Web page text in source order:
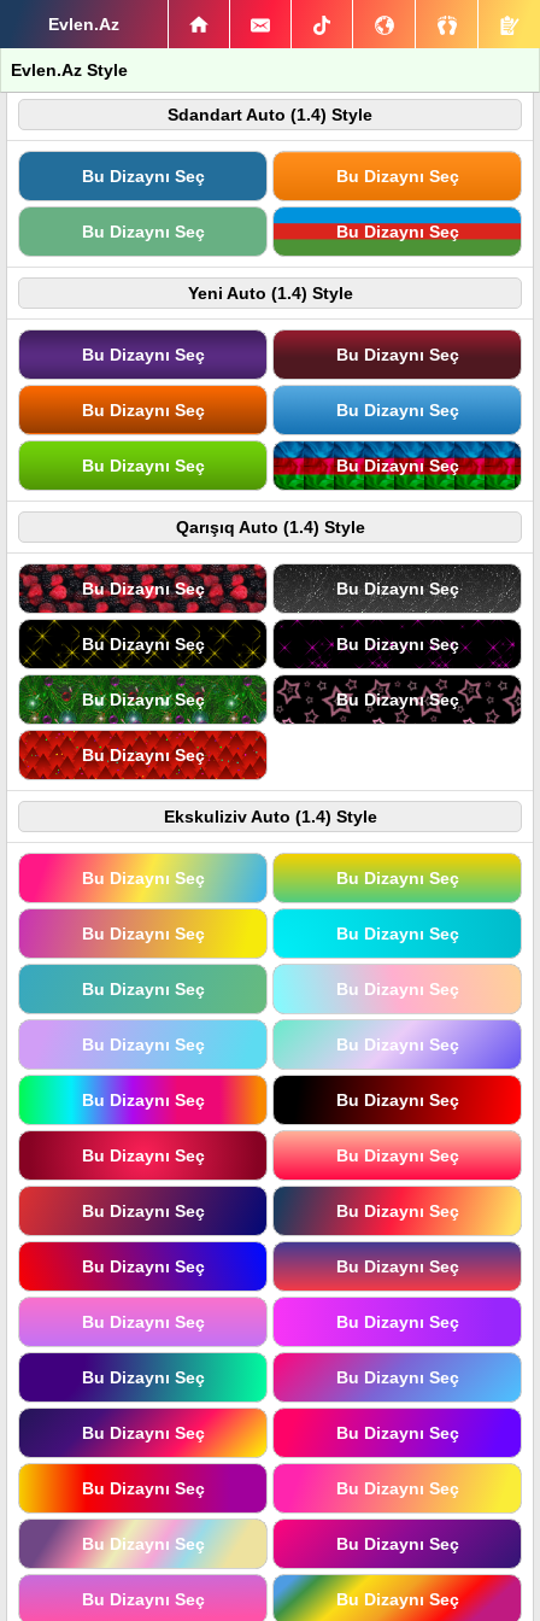
Evlen.Az
Evlen.Az Style
Sdandart Auto (1.4) Style
Bu Dizaynı Seç Bu Dizaynı Seç
Bu Dizaynı Seç Bu Dizaynı Seç
Yeni Auto (1.4) Style
Bu Dizaynı Seç Bu Dizaynı Seç
Bu Dizaynı Seç Bu Dizaynı Seç
Bu Dizaynı Seç Bu Dizaynı Seç
Qarışıq Auto (1.4) Style
Bu Dizaynı Seç Bu Dizaynı Seç
Bu Dizaynı Seç Bu Dizaynı Seç
Bu Dizaynı Seç Bu Dizaynı Seç
Bu Dizaynı Seç
Ekskuliziv Auto (1.4) Style
Bu Dizaynı Seç Bu Dizaynı Seç
Bu Dizaynı Seç Bu Dizaynı Seç
Bu Dizaynı Seç Bu Dizaynı Seç
Bu Dizaynı Seç Bu Dizaynı Seç
Bu Dizaynı Seç Bu Dizaynı Seç
Bu Dizaynı Seç Bu Dizaynı Seç
Bu Dizaynı Seç Bu Dizaynı Seç
Bu Dizaynı Seç Bu Dizaynı Seç
Bu Dizaynı Seç Bu Dizaynı Seç
Bu Dizaynı Seç Bu Dizaynı Seç
Bu Dizaynı Seç Bu Dizaynı Seç
Bu Dizaynı Seç Bu Dizaynı Seç
Bu Dizaynı Seç Bu Dizaynı Seç
Bu Dizaynı Seç Bu Dizaynı Seç